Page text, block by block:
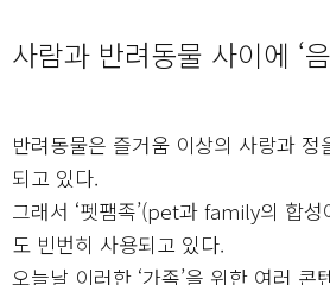
사람과 반려동물 사이에 ‘
반려동물은 즐거움 이상의 사랑과 정
되고 있다.
그래서 ‘펫팸족’(pet과 family의 합성
도 빈번히 사용되고 있다.
오늘날 이러한 ‘가족’을 위한 여러 콘